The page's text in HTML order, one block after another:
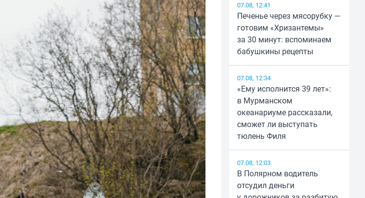
07.08, 12:41
Печенье через мясорубку —
готовим «Хризантемы»
за 30 минут: вспоминаем
бабушкины рецепты
07.08, 12:34
«Ему исполнится 39 лет»:
в Мурманском
океанариуме рассказали,
сможет ли выступать
тюлень Филя
07.08, 12:03
В Полярном водитель
отсудил деньги